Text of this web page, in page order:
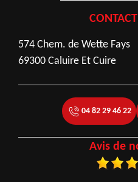
574 Chem. de Wette Fays
69300 Caluire Et Cuire
04 82 29 46 22
Avis de